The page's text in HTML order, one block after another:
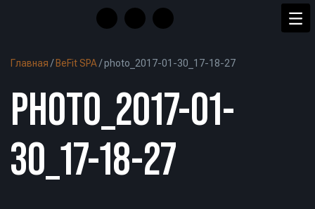
Главная / BeFit SPA/photo_2017-01-30_17-18-27
PHOTO_2017-01-
30_17-18-27